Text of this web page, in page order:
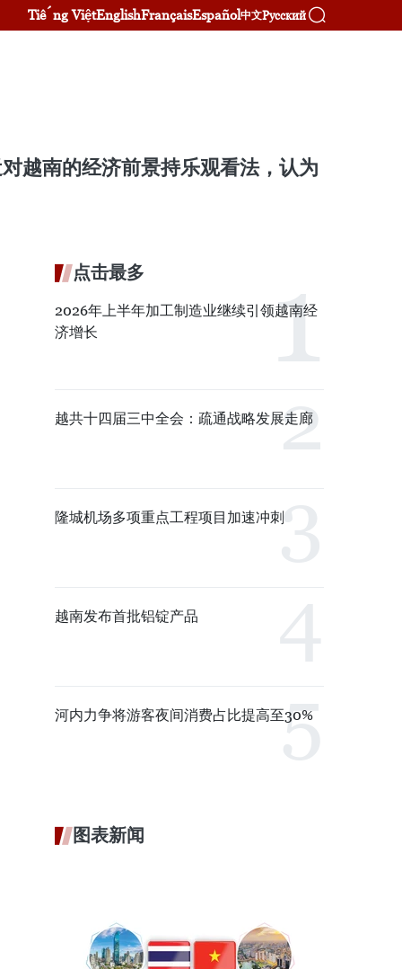
Tiếng ViệtEnglishFrançaisEspañol中文Русский
越南的经济前景持乐观看法，认为
点击最多
2026年上半年加工制造业继续引领越南经
济增长
越共十四届三中全会：疏通战略发展走廊
隆城机场多项重点工程项目加速冲刺
越南发布首批铝锭产品
河内力争将游客夜间消费占比提高至30%
图表新闻